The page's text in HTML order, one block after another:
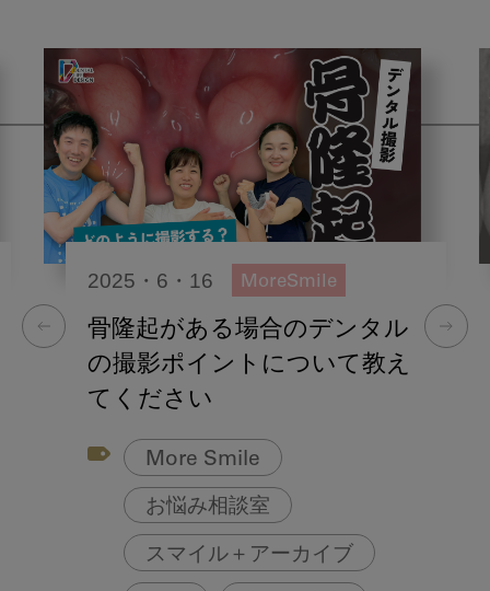
2025・6・16 MoreSmile
骨隆起がある場合のデンタル
の撮影ポイントについて教え
てください
More Smile
お悩み相談室
スマイル＋アーカイブ